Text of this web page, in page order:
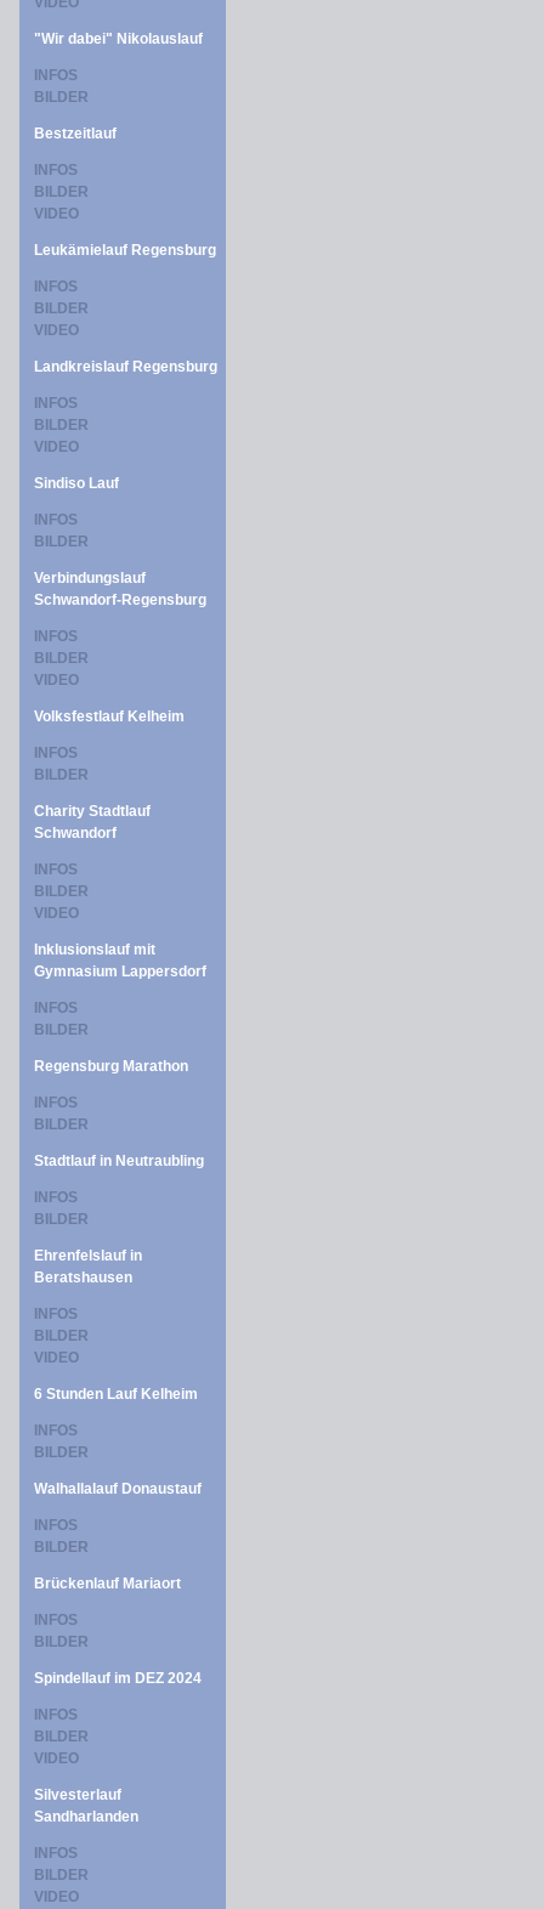
"Wir dabei" Nikolauslauf
INFOS
BILDER
Bestzeitlauf
INFOS
BILDER
VIDEO
Leukämielauf Regensburg
INFOS
BILDER
VIDEO
Landkreislauf Regensburg
INFOS
BILDER
VIDEO
Sindiso Lauf
INFOS
BILDER
Verbindungslauf
Schwandorf-Regensburg
INFOS
BILDER
VIDEO
Volksfestlauf Kelheim
INFOS
BILDER
Charity Stadtlauf
Schwandorf
INFOS
BILDER
VIDEO
Inklusionslauf mit
Gymnasium Lappersdorf
INFOS
BILDER
Regensburg Marathon
INFOS
BILDER
Stadtlauf in Neutraubling
INFOS
BILDER
Ehrenfelslauf in
Beratshausen
INFOS
BILDER
VIDEO
6 Stunden Lauf Kelheim
INFOS
BILDER
Walhallalauf Donaustauf
INFOS
BILDER
Brückenlauf Mariaort
INFOS
BILDER
Spindellauf im DEZ 2024
INFOS
BILDER
VIDEO
Silvesterlauf
Sandharlanden
INFOS
BILDER
VIDEO